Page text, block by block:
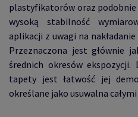
plastyfikatorów oraz podobnie
wysoką stabilność
aplikacji z uwagi na
Przeznaczona jest głównie
średnich okresów
tapety jest łatwość jej
określane jako usuwalna